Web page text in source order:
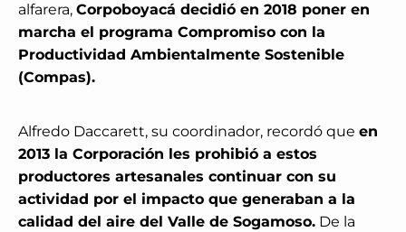
alfarera, Corpoboyacá decidió en 2018 poner en
marcha el programa Compromiso con la
Productividad Ambientalmente Sostenible
(Compas).
Alfredo Daccarett, su coordinador, recordó que en
2013 la Corporación les prohibió a estos
productores artesanales continuar con su
actividad por el impacto que generaban a la
calidad del aire del Valle de Sogamoso. De la